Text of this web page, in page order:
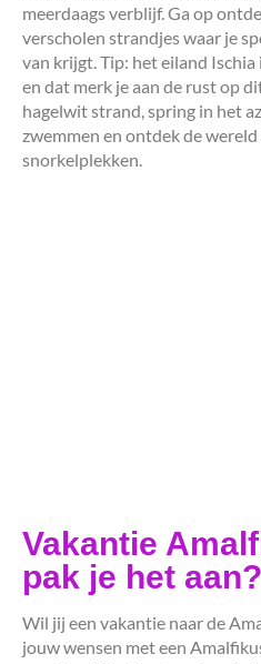
meerdaags verblijf. Ga op
verscholen strandjes waar je
van krijgt. Tip: het eiland
en dat merk je aan de rust op
hagelwit strand, spring in het
zwemmen en ontdek de
snorkelplekken.
Vakantie
pak je het aan?
Wil jij een vakantie naar de
jouw wensen met een